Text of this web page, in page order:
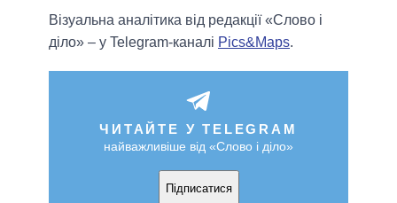
Візуальна аналітика від редакції «Слово і
діло» – у Telegram-каналі Pics&Maps.
ЧИТАЙТЕ У TELEGRAM
найважливіше від «Слово і діло»
Підписатися